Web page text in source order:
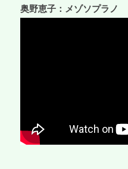
奥野恵子：メゾソプラノ